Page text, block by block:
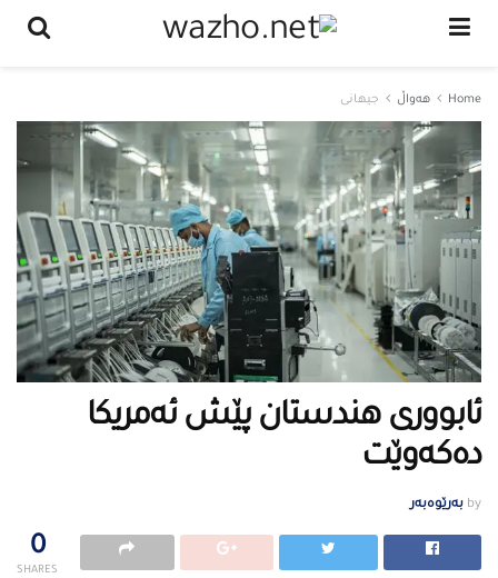
Home هەواڵ جیهانی
ئابووری هندستان پێش ئەمریکا
دەکەوێت
by بەرێوەبەر
0
SHARES